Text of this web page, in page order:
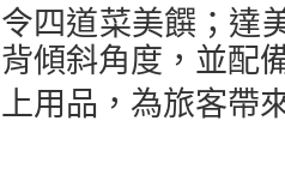
令四道菜美饌； 達
背傾斜角度， 並配
上用品，為旅客帶